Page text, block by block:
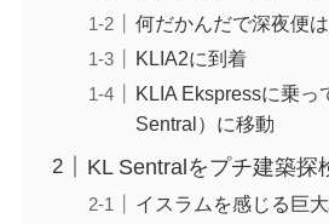
何だかんだで深夜便
KLIA2に到着
KLIA Ekspressに乗っ
Sentral）に移動
KL Sentralをプチ建築探
イスラムを感じる巨